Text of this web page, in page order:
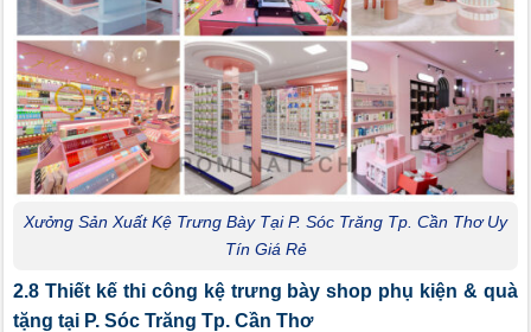
Xưởng Sản Xuất Kệ Trưng Bày Tại P. Sóc Trăng Tp. Cần Thơ Uy
Tín Giá Rẻ
2.8 Thiết kế thi công kệ trưng bày shop phụ kiện & quà
tặng tại P. Sóc Trăng Tp. Cần Thơ